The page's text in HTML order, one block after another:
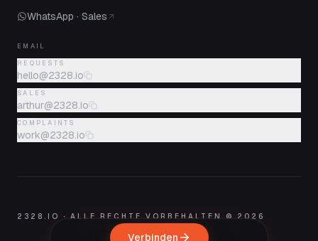
WhatsApp · Sales
EMAIL
REQUESTS
hello@2328.io
SALES
arthur@2328.io
COMPLAINTS
work@2328.io
2328.IO · ALLE RECHTE VORBEHALTEN © 2026
Verbinden